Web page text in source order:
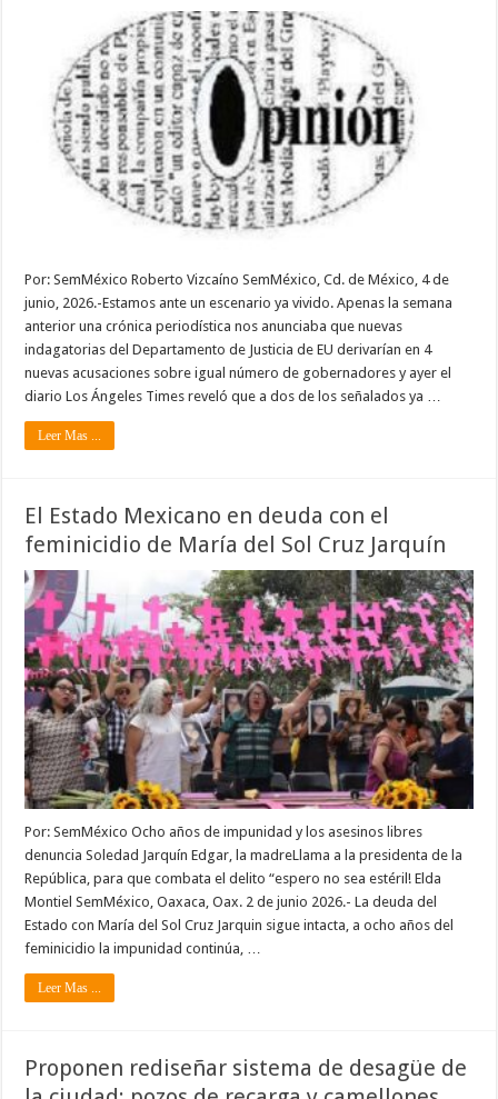
Por: SemMéxico Roberto Vizcaíno SemMéxico, Cd. de México, 4 de
junio, 2026.-Estamos ante un escenario ya vivido. Apenas la semana
anterior una crónica periodística nos anunciaba que nuevas
indagatorias del Departamento de Justicia de EU derivarían en 4
nuevas acusaciones sobre igual número de gobernadores y ayer el
diario Los Ángeles Times reveló que a dos de los señalados ya …
Leer Mas ...
El Estado Mexicano en deuda con el
feminicidio de María del Sol Cruz Jarquín
Por: SemMéxico Ocho años de impunidad y los asesinos libres
denuncia Soledad Jarquín Edgar, la madreLlama a la presidenta de la
República, para que combata el delito “espero no sea estéril! Elda
Montiel SemMéxico, Oaxaca, Oax. 2 de junio 2026.- La deuda del
Estado con María del Sol Cruz Jarquin sigue intacta, a ocho años del
feminicidio la impunidad continúa, …
Leer Mas ...
Proponen rediseñar sistema de desagüe de